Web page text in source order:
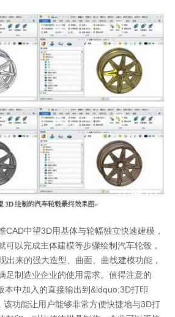
CAD中望3D用基体与轮幅独立快速建模，
可以完成主体建模等步骤绘制汽车轮毂，
出来的强大造型、曲面、曲线建模功能，
足制造业企业的使用需求。值得注意的
本中加入的直接输出到&ldquo;3D打印
该功能让用户能够非常方便快捷地与3D打